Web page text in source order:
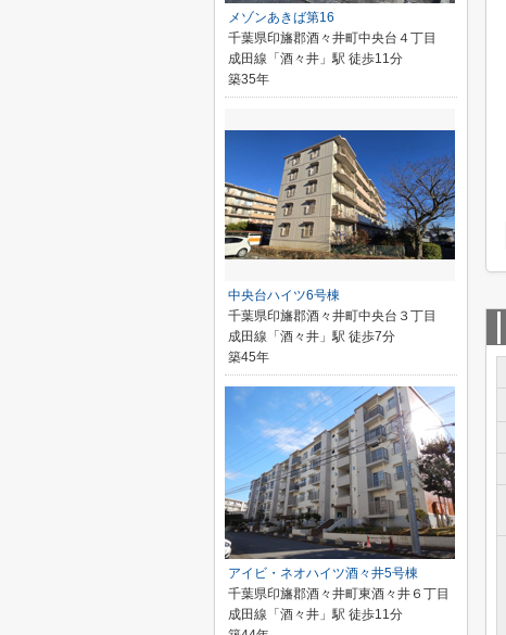
メゾンあきば第16
千葉県印旛郡酒々井町中央台４丁目
成田線「酒々井」駅 徒歩11分
築35年
中央台ハイツ6号棟
千葉県印旛郡酒々井町中央台３丁目
成田線「酒々井」駅 徒歩7分
築45年
アイビ・ネオハイツ酒々井5号棟
千葉県印旛郡酒々井町東酒々井６丁目
成田線「酒々井」駅 徒歩11分